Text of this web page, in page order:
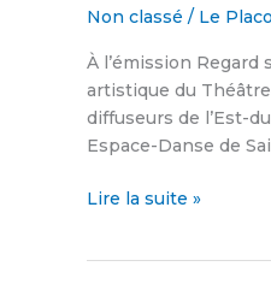
Non classé / Le
À l’émission Regard
artistique du
diffuseurs de l’Est-
Espace-Danse de
la
création
Lire la suite »